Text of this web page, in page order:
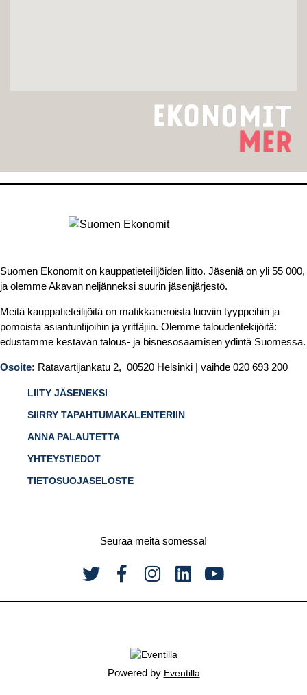
Suomen Ekonomit on kauppatieteilijöiden liitto. Jäseniä on yli 55 000,
ja olemme Akavan neljänneksi suurin jäsenjärjestö.
Meitä kauppatieteilijöitä on matikkaneroista luoviin tyyppeihin ja
pomoista asiantuntijoihin ja yrittäjiin. Olemme taloudentekijöitä:
edustamme kestävän talous- ja bisnesosaamisen ydintä Suomessa.
Osoite: Ratavartijankatu 2, 00520 Helsinki | vaihde 020 693 200
LIITY JÄSENEKSI
SIIRRY TAPAHTUMAKALENTERIIN
ANNA PALAUTETTA
YHTEYSTIEDOT
TIETOSUOJASELOSTE
Seuraa meitä somessa!
Powered by Eventilla